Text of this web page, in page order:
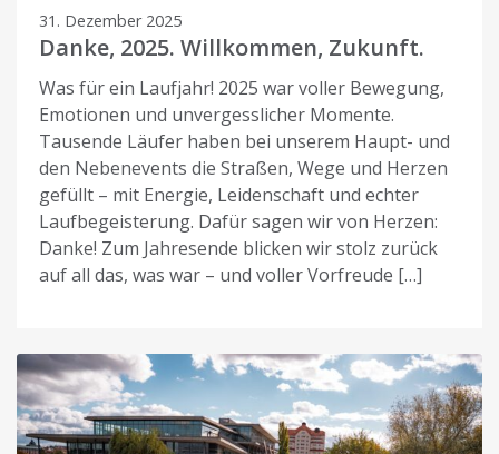
31. Dezember 2025
Danke, 2025. Willkommen, Zukunft.
Was für ein Laufjahr! 2025 war voller Bewegung,
Emotionen und unvergesslicher Momente.
Tausende Läufer haben bei unserem Haupt- und
den Nebenevents die Straßen, Wege und Herzen
gefüllt – mit Energie, Leidenschaft und echter
Laufbegeisterung. Dafür sagen wir von Herzen:
Danke! Zum Jahresende blicken wir stolz zurück
auf all das, was war – und voller Vorfreude […]